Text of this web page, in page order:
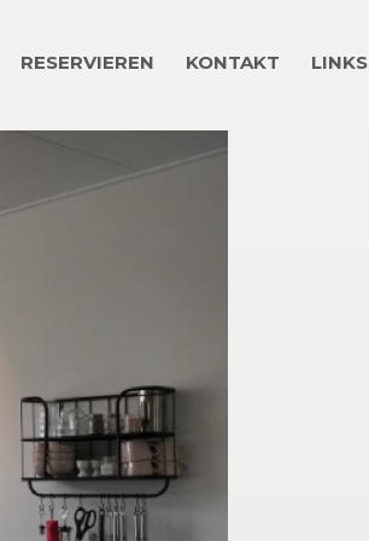
RESERVIEREN KONTAKT LINKS